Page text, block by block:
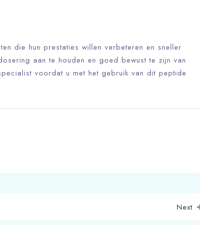
die hun prestaties willen verbeteren en sneller
aan te houden en goed bewust te zijn van
voordat u met het gebruik van dit peptide
Next